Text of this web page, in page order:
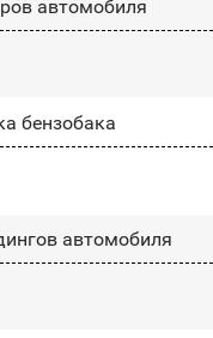
автомобиля
бензобака
автомобиля